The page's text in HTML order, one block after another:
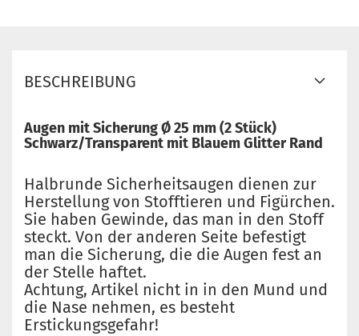
BESCHREIBUNG
Augen mit Sicherung Ø 25 mm (2 Stück)
Schwarz/Transparent mit Blauem Glitter Rand
Halbrunde Sicherheitsaugen dienen zur
Herstellung von Stofftieren und Figürchen.
Sie haben Gewinde, das man in den Stoff
steckt. Von der anderen Seite befestigt
man die Sicherung, die die Augen fest an
der Stelle haftet.
Achtung, Artikel nicht in in den Mund und
die Nase nehmen, es besteht
Erstickungsgefahr!